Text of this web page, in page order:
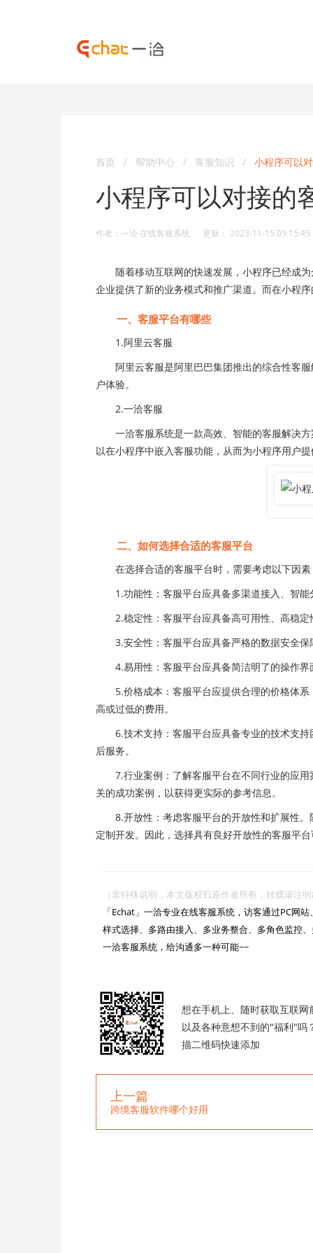
首页 / 帮助中心 / 客服知识 / 小程序可以
小程序可以对接的
作者：一洽·在线客服系统 更新： 2023-11-15 09:15:45
随着移动互联网的快速发展，小程序已经成为
企业提供了新的业务模式和推广渠道。而在小程
一、客服平台有哪些
1.阿里云客服
阿里云客服是阿里巴巴集团推出的综合性客服
户体验。
2.一洽客服
一洽客服系统是一款高效、智能的客服解决方
以在小程序中嵌入客服功能，从而为小程序用户
二、如何选择合适的客服平台
在选择合适的客服平台时，需要考虑以下因素
1.功能性：客服平台应具备多渠道接入、智能
2.稳定性：客服平台应具备高可用性、高稳定
3.安全性：客服平台应具备严格的数据安全保
4.易用性：客服平台应具备简洁明了的操作界
5.价格成本：客服平台应提供合理的价格体系
高或过低的费用。
6.技术支持：客服平台应具备专业的技术支持
后服务。
7.行业案例：了解客服平台在不同行业的应用
关的成功案例，以获得更实际的参考信息。
8.开放性：考虑客服平台的开放性和扩展性。
定制开发。因此，选择具有良好开放性的客服平
（非特殊说明，本文版权归原作者所有，转载请
「Echat」一洽专业在线客服系统，访客通过PC网
样式选择、多路由接入、多业务整合、多角色监控
一洽客服系统，给沟通多一种可能~~
想在手机上、随时获取互联网
以及各种意想不到的"福利"吗
描二维码快速添加
上一篇
跨境客服软件哪个好用